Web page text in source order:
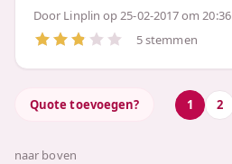
Door Linplin op 25-02-2017 om 20:36
5 stemmen
Quote toevoegen? 1 2
naar boven